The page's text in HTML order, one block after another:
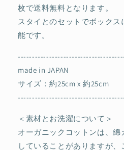
枚で送料無料となります。
スタイとのセットでボック
能です。
made in JAPAN
サイズ：約25cm x 約25cm
＜素材とお洗濯について＞
オーガニックコットンは、
していることがありますが